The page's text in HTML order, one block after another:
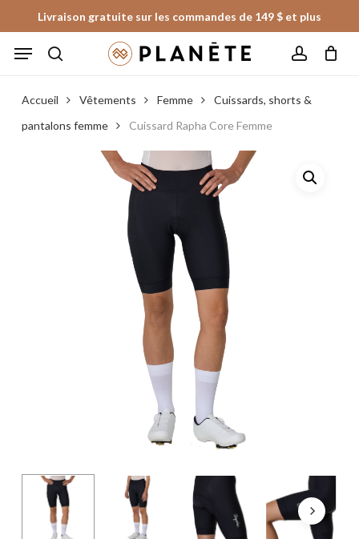
to
main
Livraison gratuite sur les commandes de 149 $ et plus
Menu
Fermer
le
panier
Accueil Vêtements Femme
Cuissards, shorts &
pantalons femme
Cuissard Rapha Core Femme